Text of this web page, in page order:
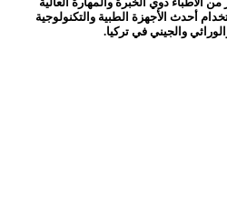
أحدث الأجهزة الطبية والتكنولوجية
والجيني في تركيا.